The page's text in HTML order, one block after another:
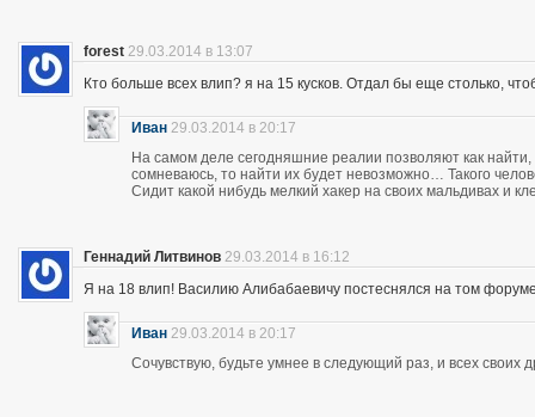
forest 29.03.2014 в 13:07
Кто больше всех влип? я на 15 кусков. Отдал бы еще столько,
Иван 29.03.2014 в 20:17
На самом деле сегодняшние реалии позволяют как
сомневаюсь, то найти их будет невозможно… Такого
Сидит какой нибудь мелкий хакер на своих мальдивах и
Геннадий Литвинов 29.03.2014 в 16:12
Я на 18 влип! Василию Алибабаевичу постеснялся на том
Иван 29.03.2014 в 20:17
Сочувствую, будьте умнее в следующий раз, и всех своих